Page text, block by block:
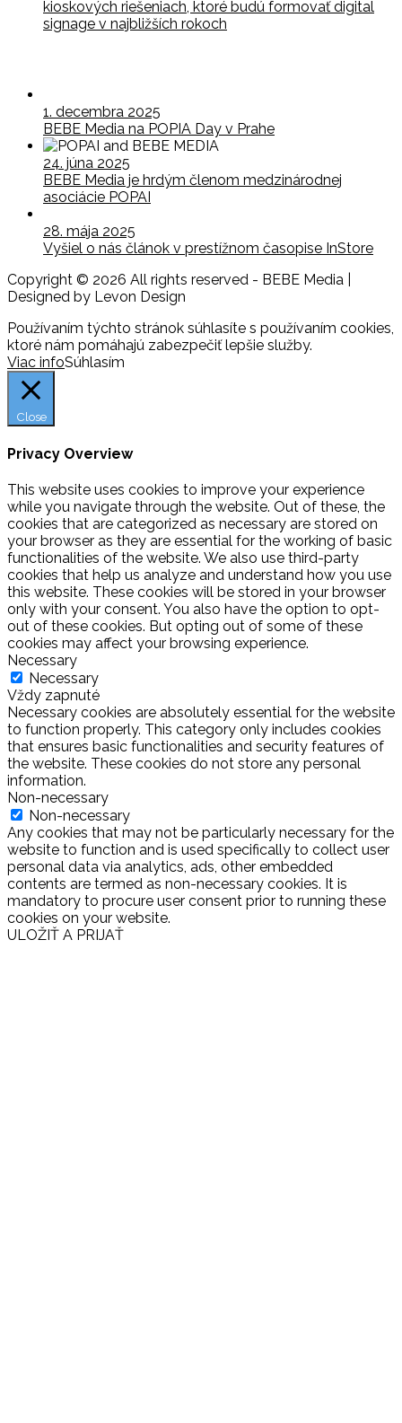
kioskových riešeniach, ktoré budú formovať digital
signage v najbližších rokoch
1. decembra 2025
BEBE Media na POPIA Day v Prahe
24. júna 2025
BEBE Media je hrdým členom medzinárodnej
asociácie POPAI
28. mája 2025
Vyšiel o nás článok v prestížnom časopise InStore
Copyright © 2026 All rights reserved - BEBE Media |
Designed by Levon Design
Používaním týchto stránok súhlasíte s používaním cookies,
ktoré nám pomáhajú zabezpečiť lepšie služby.
Viac infoSúhlasím
Close
Privacy Overview
This website uses cookies to improve your experience
while you navigate through the website. Out of these, the
cookies that are categorized as necessary are stored on
your browser as they are essential for the working of basic
functionalities of the website. We also use third-party
cookies that help us analyze and understand how you use
this website. These cookies will be stored in your browser
only with your consent. You also have the option to opt-
out of these cookies. But opting out of some of these
cookies may affect your browsing experience.
Necessary
Necessary
Vždy zapnuté
Necessary cookies are absolutely essential for the website
to function properly. This category only includes cookies
that ensures basic functionalities and security features of
the website. These cookies do not store any personal
information.
Non-necessary
Non-necessary
Any cookies that may not be particularly necessary for the
website to function and is used specifically to collect user
personal data via analytics, ads, other embedded
contents are termed as non-necessary cookies. It is
mandatory to procure user consent prior to running these
cookies on your website.
ULOŽIŤ A PRIJAŤ